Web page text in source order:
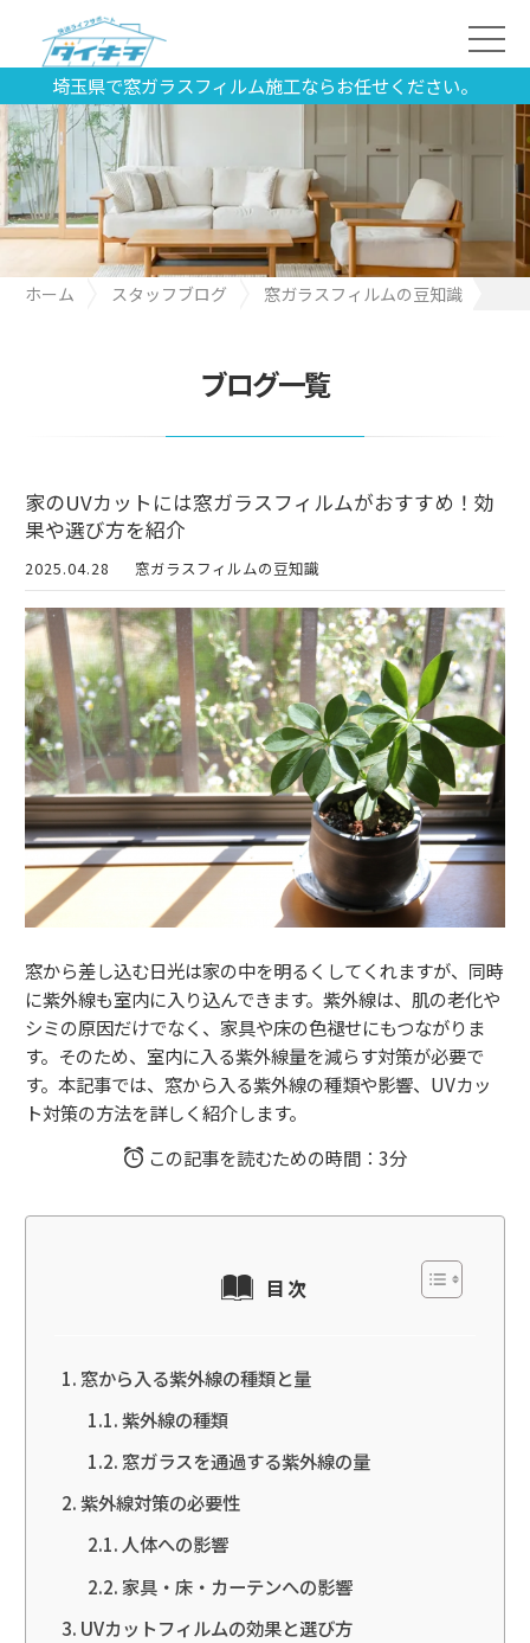
埼玉県で窓ガラスフィルム施工ならお任せください。
ホーム スタッフブログ
窓ガラスフィルムの豆知識
ブログ一覧
家のUVカットには窓ガラスフィルムがおすすめ！効
果や選び方を紹介
2025.04.28 窓ガラスフィルムの豆知識
窓から差し込む日光は家の中を明るくしてくれますが、同時
に紫外線も室内に入り込んできます。紫外線は、肌の老化や
シミの原因だけでなく、家具や床の色褪せにもつながりま
す。そのため、室内に入る紫外線量を減らす対策が必要で
す。本記事では、窓から入る紫外線の種類や影響、UVカッ
ト対策の方法を詳しく紹介します。
この記事を読むための時間：3分
目次
窓から入る紫外線の種類と量
紫外線の種類
窓ガラスを通過する紫外線の量
紫外線対策の必要性
人体への影響
家具・床・カーテンへの影響
UVカットフィルムの効果と選び方